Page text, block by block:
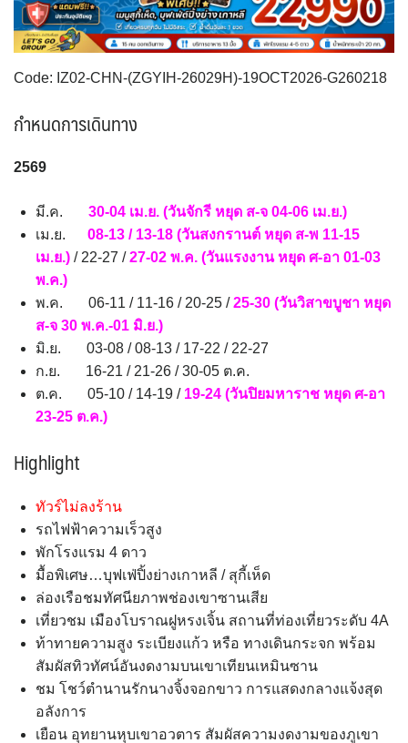
9
UKR ยูเครน 0
เบลเยี่ยม เนเธอร์แลนด์ ลักเซม
บัลแกเรีย โรมาเนีย จอร์เจีย อาร์เมเนีย
อิตาลี สวิส ฝรั่งเศส
Code: IZ02-CHN-(ZGYIH-26029H)-19OCT2026-G260218
กำหนดการเดินทาง
2569
มี.ค. 30-04 เม.ย. (วันจักรี หยุด ส-จ 04-06 เม.ย.)
เม.ย.
08-13 / 13-18 (วันสงกรานต์ หยุด ส-พ 11-15
เม.ย.) / 22-27 /27-02 พ.ค. (วันแรงงาน หยุด ศ-อา 01-03
พ.ค.)
พ.ค. 06-11 / 11-16 / 20-25 /25-30 (วันวิสาขบูชา หยุด
ส-จ 30 พ.ค.-01 มิ.ย.)
มิ.ย. 03-08 / 08-13 / 17-22 / 22-27
ก.ย. 16-21 / 21-26 / 30-05 ต.ค.
ต.ค. 05-10 / 14-19 / 19-24 (วันปิยมหาราช หยุด ศ-อา
23-25 ต.ค.)
Highlight
ทัวร์ไม่ลงร้าน
รถไฟฟ้าความเร็วสูง
พักโรงแรม 4 ดาว
มื้อพิเศษ…บุฟเฟ่ปิ้งย่างเกาหลี / สุกี้เห็ด
ล่องเรือชมทัศนียภาพช่องเขาซานเสีย
เที่ยวชม เมืองโบราณฝูหรงเจิ้น สถานที่ท่องเที่ยวระดับ 4A
ท้าทายความสูง ระเบียงแก้ว หรือ ทางเดินกระจก พร้อม
สัมผัสทิวทัศน์อันงดงามบนเขาเทียนเหมินซาน
ชม โชว์ตำนานรักนางจิ้งจอกขาว การแสดงกลางแจ้งสุด
อลังการ
เยือน อุทยานหุบเขาอวตาร สัมผัสความงดงามของภูเขา